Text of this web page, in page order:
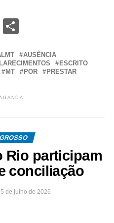
Share
AUSÊNCIA
ESCRITO
MT POR
PRESTAR
Rio participam
conciliação
de julho de 2026